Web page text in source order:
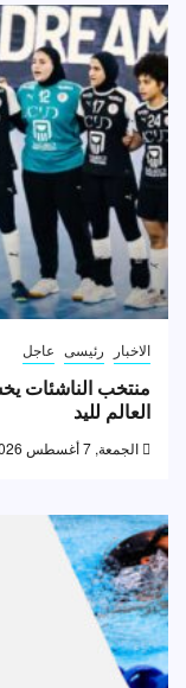
الاخبار رئيسى عاجل
منتخب الناشئات
العالم لليد
الجمعة, 7 أغسطس 2026, 4:53 م